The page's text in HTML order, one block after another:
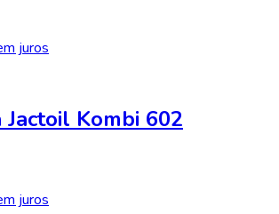
juros
Kombi 602
juros